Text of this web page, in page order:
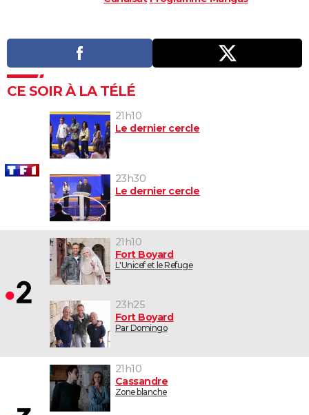
CE SOIR À LA TÉLÉ
21h10
Le dernier cercle
23h30
Le dernier cercle
21h10
Fort Boyard
L'Unicef et le Refuge
23h25
Fort Boyard
Par Domingo
21h10
Cassandre
Zone blanche